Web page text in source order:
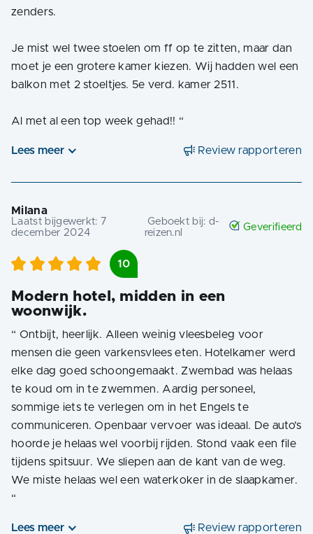
zenders.
Je mist wel twee stoelen om ff op te zitten, maar dan
moet je een grotere kamer kiezen. Wij hadden wel een
balkon met 2 stoeltjes. 5e verd. kamer 2511.
Al met al een top week gehad!! “
Lees meer Review rapporteren
Milana
Laatst bijgewerkt:7
december 2024
Geboekt bij:d-
reizen.nl
Geverifieerd
10
Modern hotel, midden in een
woonwijk.
“ Ontbijt, heerlijk. Alleen weinig vleesbeleg voor
mensen die geen varkensvlees eten. Hotelkamer werd
elke dag goed schoongemaakt. Zwembad was helaas
te koud om in te zwemmen. Aardig personeel,
sommige iets te verlegen om in het Engels te
communiceren. Openbaar vervoer was ideaal. De auto’s
hoorde je helaas wel voorbij rijden. Stond vaak een file
tijdens spitsuur. We sliepen aan de kant van de weg.
We miste helaas wel een waterkoker in de slaapkamer.
“
Lees meer Review rapporteren